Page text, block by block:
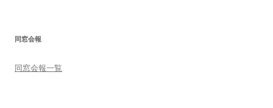
同窓会報
同窓会報一覧